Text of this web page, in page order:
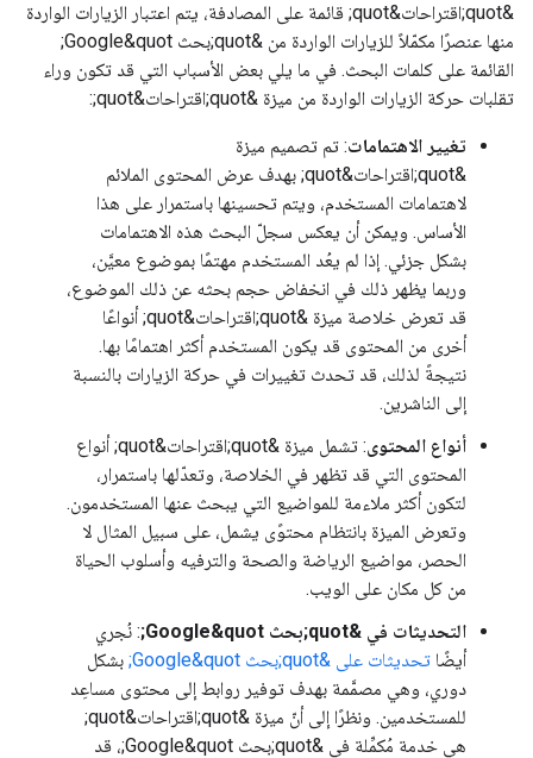
&quot;اقتراحات&quot; قائمة على المصادفة، يتم اعتبار الزيارات الواردة
منها عنصرًا مكمّلاً للزيارات الواردة من &quot;بحث Google&quot;
القائمة على كلمات البحث. في ما يلي بعض الأسباب التي قد تكون وراء
تقلبات حركة الزيارات الواردة من ميزة &quot;اقتراحات&quot;:
تغيير الاهتمامات: تم تصميم ميزة
&quot;اقتراحات&quot; بهدف عرض المحتوى الملائم
لاهتمامات المستخدم، ويتم تحسينها باستمرار على هذا
الأساس. ويمكن أن يعكس سجلّ البحث هذه الاهتمامات
بشكل جزئي. إذا لم يعُد المستخدم مهتمًا بموضوع معيَّن،
وربما يظهر ذلك في انخفاض حجم بحثه عن ذلك الموضوع،
قد تعرض خلاصة ميزة &quot;اقتراحات&quot; أنواعًا
أخرى من المحتوى قد يكون المستخدم أكثر اهتمامًا بها.
نتيجةً لذلك، قد تحدث تغييرات في حركة الزيارات بالنسبة
إلى الناشرين.
أنواع المحتوى
: تشمل ميزة &quot;اقتراحات&quot; أنواع
المحتوى التي قد تظهر في الخلاصة، وتعدّلها باستمرار،
لتكون أكثر ملاءمة للمواضيع التي يبحث عنها المستخدمون.
وتعرض الميزة بانتظام محتوًى يشمل، على سبيل المثال لا
الحصر، مواضيع الرياضة والصحة والترفيه وأسلوب الحياة
من كل مكان على الويب.
التحديثات في &quot;بحث Google&quot;
: نُجري
أيضًا تحديثات على &quot;بحث Google&quot;
بشكل
دوري، وهي مصمَّمة بهدف توفير روابط إلى محتوى مساعِد
للمستخدمين. ونظرًا إلى أنّ ميزة &quot;اقتراحات&quot;
هي خدمة مُكمِّلة في &quot;بحث Google&quot;، قد